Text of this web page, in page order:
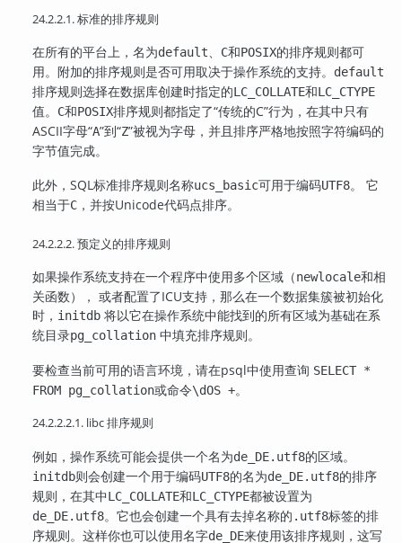
24.2.2.1. 标准的排序规则
在所有的平台上，名为default、 C和POSIX的排序规则都可
用。附加的排序规则是否可用取决于操作系统的支持。
default
排序规则选择在数据库创建时指定的LC_COLLATE和LC_CTYPE
值。 C和POSIX排序规则都指定了“传统的C”行为，在其中只有
ASCII字母“A”到“Z”被视为字母，并且排序严格地按照字符编码的
字节值完成。
此外，SQL标准排序规则名称ucs_basic可用于编码UTF8。 它
相当于C ，并按Unicode代码点排序。
24.2.2.2. 预定义的排序规则
如果操作系统支持在一个程序中使用多个区域（newlocale和相
关函数）， 或者配置了ICU支持，那么在一个数据集簇被初始化
时， initdb 将以它在操作系统中能找到的所有区域为基础在系
统目录pg_collation 中填充排序规则。
要检查当前可用的语言环境，请在psql中使用查询 SELECT *
FROM pg_collation或命令\dOS +。
24.2.2.2.1. libc 排序规则
例如，操作系统可能会提供一个名为de_DE.utf8的区域。
initdb则会创建一个用于编码UTF8的名为de_DE.utf8的排序
规则，在其中LC_COLLATE和LC_CTYPE都被设置为
de_DE.utf8。它也会创建一个具有去掉名称的 .utf8标签的排
序规则。这样你也可以使用名字de_DE来使用该排序规则，这写